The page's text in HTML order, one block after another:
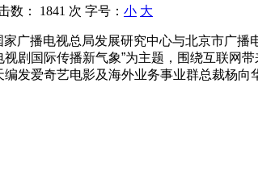
数： 1841 次 字号： 小 大
广播电视总局发展研究中心与北京市广
剧国际传播新气象”为主题，围绕互联
发爱奇艺电影及海外业务事业群总裁杨向